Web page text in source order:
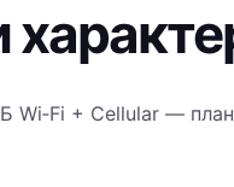
Wi‑Fi + Cellular —